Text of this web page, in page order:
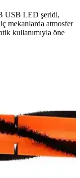
USB LED şeridi,
mekanlarda atmosfer
kullanımıyla öne